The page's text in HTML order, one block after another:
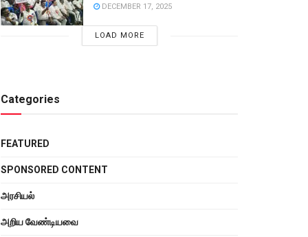
DECEMBER 17, 2025
LOAD MORE
Categories
FEATURED
SPONSORED CONTENT
அரசியல்
அறிய வேண்டியவை